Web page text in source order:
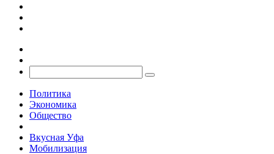
Политика
Экономика
Общество
Вкусная Уфа
Мобилизация